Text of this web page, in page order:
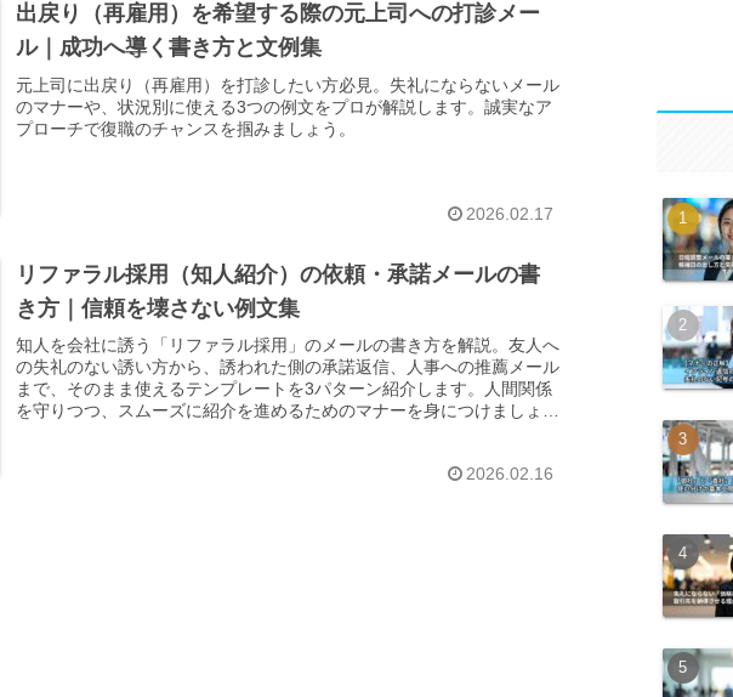
出戻り（再雇用）を希望する際の元上司への打診メー
ル｜成功へ導く書き方と文例集
元上司に出戻り（再雇用）を打診したい方必見。失礼にならないメール
のマナーや、状況別に使える3つの例文をプロが解説します。誠実なア
プローチで復職のチャンスを掴みましょう。
2026.02.17
リファラル採用（知人紹介）の依頼・承諾メールの書
き方｜信頼を壊さない例文集
知人を会社に誘う「リファラル採用」のメールの書き方を解説。友人へ
の失礼のない誘い方から、誘われた側の承諾返信、人事への推薦メール
まで、そのまま使えるテンプレートを3パターン紹介します。人間関係
を守りつつ、スムーズに紹介を進めるためのマナーを身につけましょ
2026.02.16